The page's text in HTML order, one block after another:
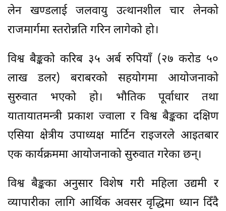
लेन खण्डलाई जलवायु उत्थानशील चार लेनको
राजमार्गमा स्तरोन्नति गरिन लागेको हो।
विश्व बैङ्कको करिब ३५ अर्ब रुपियाँ (२७ करोड ५०
लाख डलर) बराबरको सहयोगमा आयोजनाको
सुरुवात भएको हो। भौतिक पूर्वाधार तथा
यातायातमन्त्री प्रकाश ज्वाला र विश्व बैङ्कका दक्षिण
एसिया क्षेत्रीय उपाध्यक्ष मार्टिन राइजरले आइतबार
एक कार्यक्रममा आयोजनाको सुरुवात गरेका छन्।
विश्व बैङ्कका अनुसार विशेष गरी महिला उद्यमी र
व्यापारीका लागि आर्थिक अवसर वृद्धिमा ध्यान दिँदै